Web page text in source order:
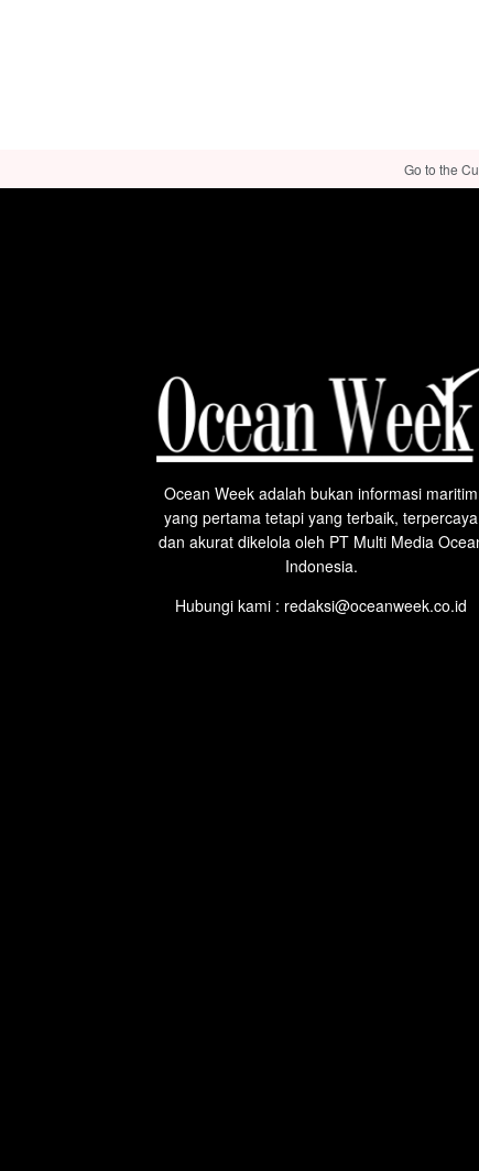
Go to the
Ocean Week adalah bukan informasi maritim
yang pertama tetapi yang terbaik, terpercaya
dan akurat dikelola oleh PT Multi Media
Indonesia.
Hubungi kami : redaksi@oceanweek.co.id